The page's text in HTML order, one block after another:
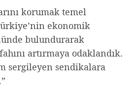
korumak temel
ekonomik
bulundurarak
artırmaya odaklandık.
sergileyen sendikalara